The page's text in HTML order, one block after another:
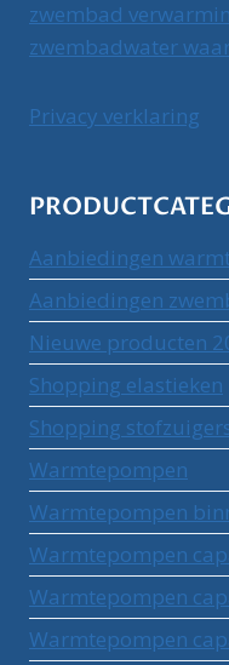
zwembad
zwembadwater
Privacy verklaring
Aanbiedingen
Aanbiedingen
Nieuwe producten
Shopping elastieken
Shopping
Warmtepompen
Warmtepompen
Warmtepompen
Warmtepompen
Warmtepompen